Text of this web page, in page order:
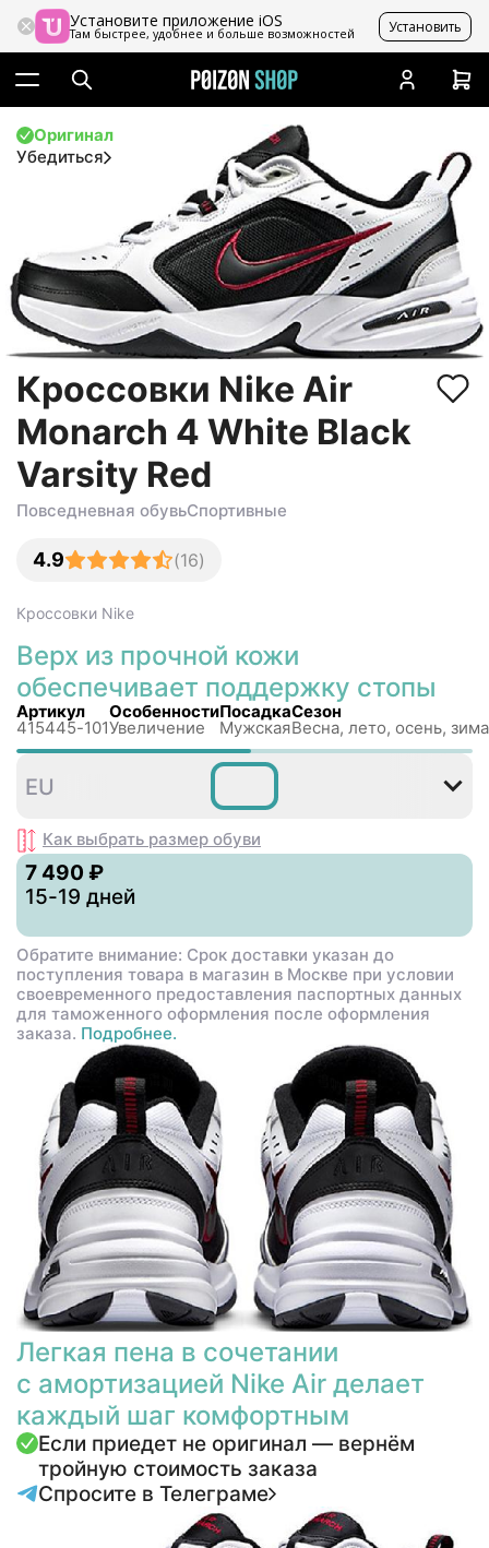
Установите приложение iOS
Там быстрее, удобнее и больше возможностей Установить
Оригинал
Убедиться
Кроссовки Nike Air
Monarch 4 White Black
Varsity Red
Повседневная обувьСпортивные
4.9 (16)
Кроссовки Nike
Верх из прочной кожи
обеспечивает поддержку стопы
Артикул
415445-101
Особенности
Увеличение
Посадка
Мужская
Сезон
Весна, лето, осень, зима
38
EU
Как выбрать размер обуви
7 490 ₽
15-19 дней
Обратите внимание: Срок доставки указан до
поступления товара в магазин в Москве при условии
своевременного предоставления паспортных данных
для таможенного оформления после оформления
заказа. Подробнее.
Легкая пена в сочетании
с амортизацией Nike Air делает
каждый шаг комфортным
Если приедет не оригинал — вернём
тройную стоимость заказа
Спросите в Телеграме